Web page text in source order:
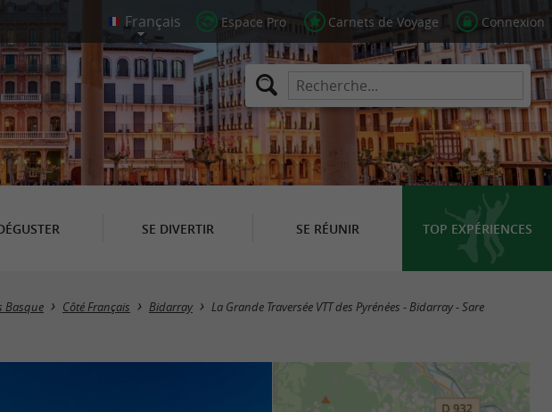
Espace Pro Carnets de Voyage Connexion
SE DIVERTIR SE RÉUNIR TOP EXPÉRIENCES
Basque Côté Français Bidarray La Grande Traversée VTT des Pyrénées - Bidarray - Sare